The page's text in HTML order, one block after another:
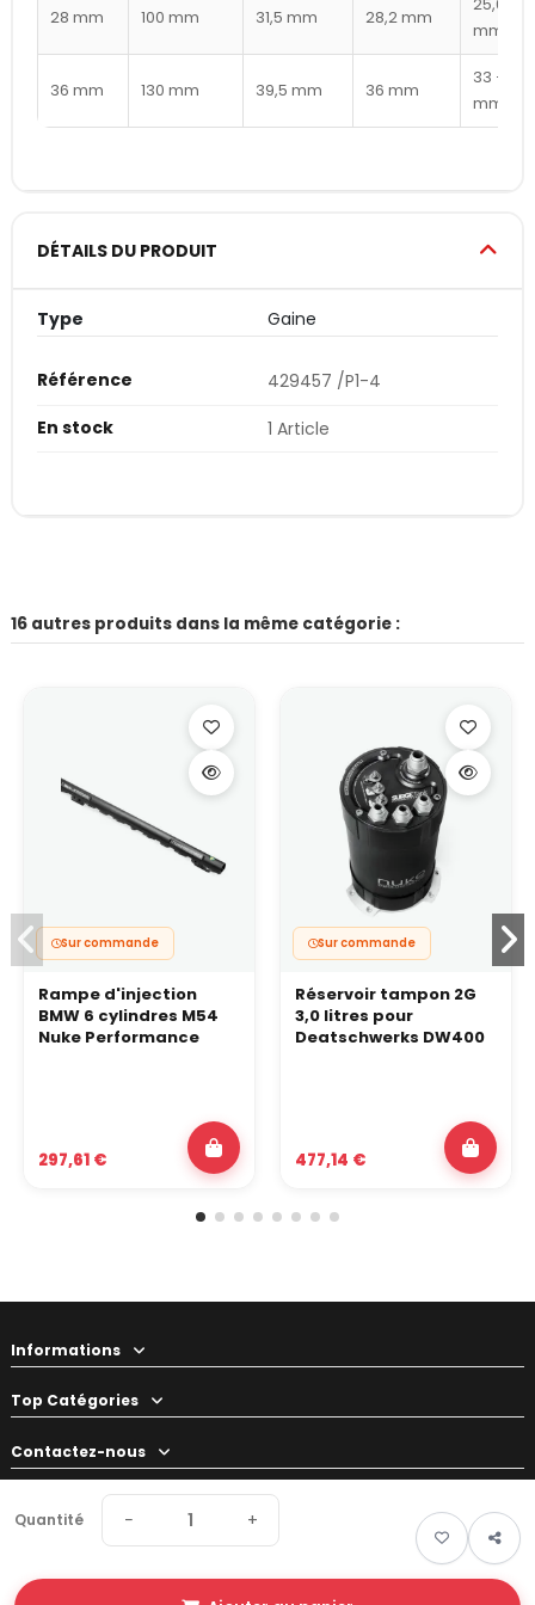
Quantité − +
28 mm 100 mm 31,5 mm 28,2 mm
mm
36 mm 130 mm 39,5 mm 36 mm
33 –
mm
DÉTAILS DU PRODUIT
Type Gaine
Référence
429457 /P1-4
En stock
1 Article
16 autres produits dans la même catégorie :
Sur commande
Rampe d'injection
BMW 6 cylindres M54
Nuke Performance
297,61 €
Sur commande
Réservoir tampon 2G
3,0 litres pour
Deatschwerks DW400
477,14 €
Informations
Top Catégories
Contactez-nous
Votre préparateur